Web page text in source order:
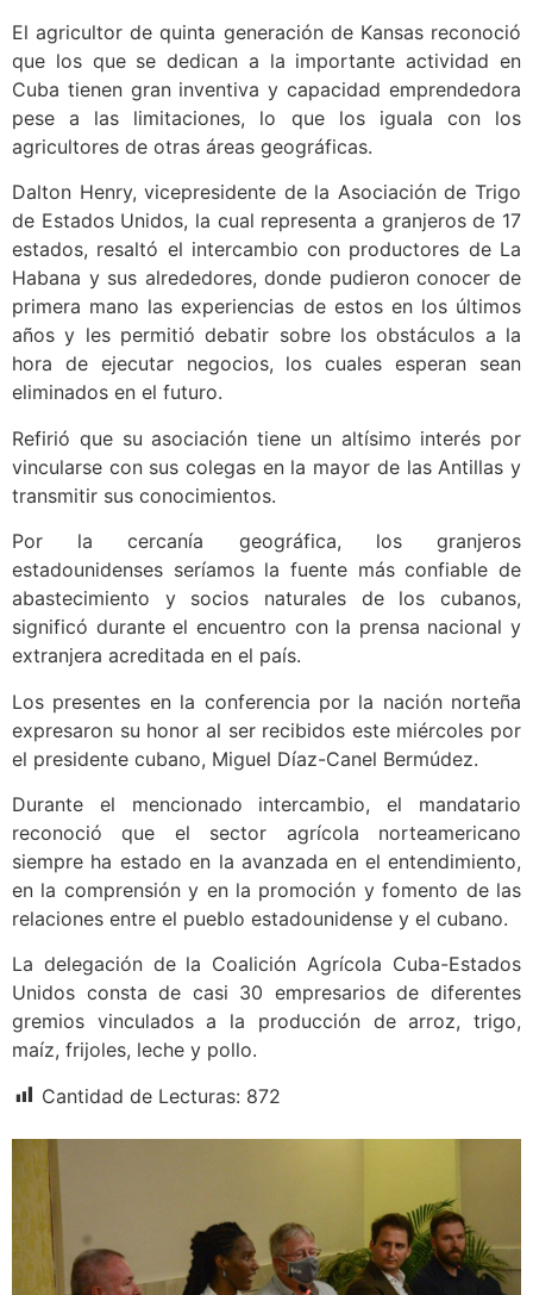
El agricultor de quinta generación de Kansas reconoció
que los que se dedican a la importante actividad en
Cuba tienen gran inventiva y capacidad emprendedora
pese a las limitaciones, lo que los iguala con los
agricultores de otras áreas geográficas.
Dalton Henry, vicepresidente de la Asociación de Trigo
de Estados Unidos, la cual representa a granjeros de 17
estados, resaltó el intercambio con productores de La
Habana y sus alrededores, donde pudieron conocer de
primera mano las experiencias de estos en los últimos
años y les permitió debatir sobre los obstáculos a la
hora de ejecutar negocios, los cuales esperan sean
eliminados en el futuro.
Refirió que su asociación tiene un altísimo interés por
vincularse con sus colegas en la mayor de las Antillas y
transmitir sus conocimientos.
Por la cercanía geográfica, los granjeros
estadounidenses seríamos la fuente más confiable de
abastecimiento y socios naturales de los cubanos,
significó durante el encuentro con la prensa nacional y
extranjera acreditada en el país.
Los presentes en la conferencia por la nación norteña
expresaron su honor al ser recibidos este miércoles por
el presidente cubano, Miguel Díaz-Canel Bermúdez.
Durante el mencionado intercambio, el mandatario
reconoció que el sector agrícola norteamericano
siempre ha estado en la avanzada en el entendimiento,
en la comprensión y en la promoción y fomento de las
relaciones entre el pueblo estadounidense y el cubano.
La delegación de la Coalición Agrícola Cuba-Estados
Unidos consta de casi 30 empresarios de diferentes
gremios vinculados a la producción de arroz, trigo,
maíz, frijoles, leche y pollo.
Cantidad de Lecturas: 872